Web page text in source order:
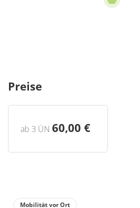
Preise
ab 3 ÜN 60,00 €
Mobilität vor Ort